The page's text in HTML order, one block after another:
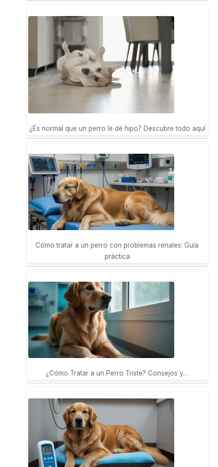
¿Es normal que un perro le dé hipo? Descubre todo aquí
Cómo tratar a un perro con problemas renales: Guía
práctica
¿Cómo Tratar a un Perro Triste? Consejos y…